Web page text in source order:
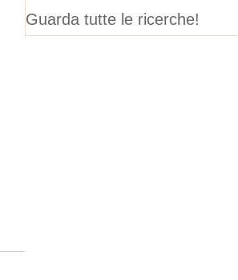
Guarda tutte le ricerche!